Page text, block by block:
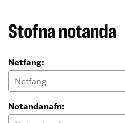
Stofna notanda
Netfang:
Notandanafn: